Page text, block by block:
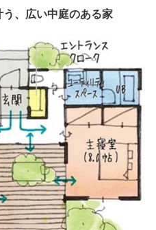
、広い中庭のある家